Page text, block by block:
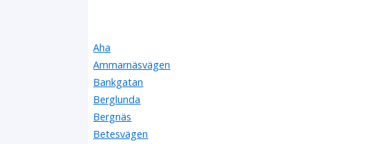
Aha
Ammarnäsvägen
Bankgatan
Berglunda
Bergnäs
Betesvägen